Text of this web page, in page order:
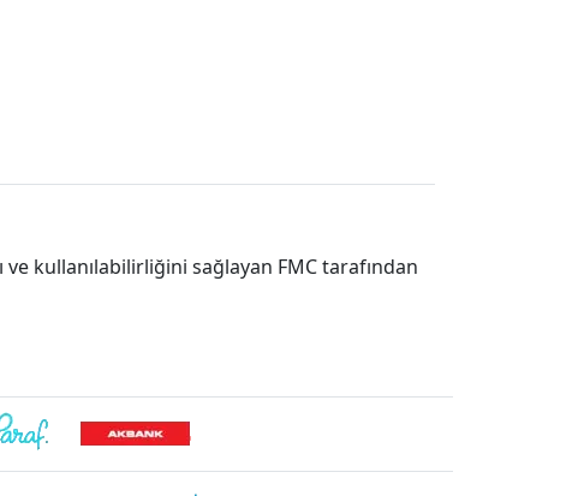
kullanılabilirliğini sağlayan FMC tarafından